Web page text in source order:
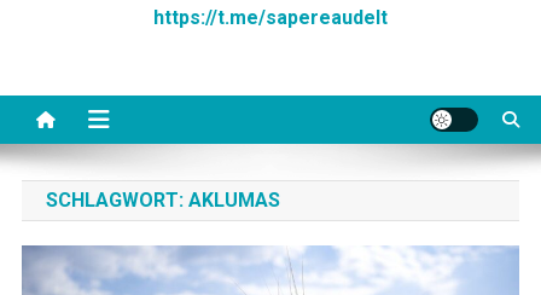
https://t.me/sapereaudelt
SCHLAGWORT: AKLUMAS